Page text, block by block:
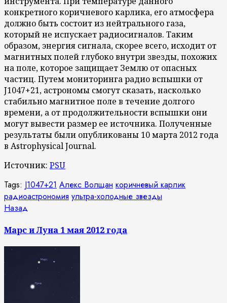
конкретного коричневого карлика, его атмосфера
должно быть состоит ​​из нейтрального газа,
который не испускает радиосигналов. Таким
образом, энергия сигнала, скорее всего, исходит от
магнитных полей глубоко внутри звезды, похожих
на поле, которое защищает Землю от опасных
частиц. Путем мониторинга радио вспышки от
J1047+21, астрономы смогут сказать, насколько
стабильно магнитное поле в течение долгого
времени, а от продолжительности вспышки они
могут вывести размер ее источника. Полученные
результаты были опубликованы 10 марта 2012 года
в Astrophysical Journal.
Источник: PSU
Tags: J1047+21 Алекс Волщан коричневый карлик
радиоастрономия ультра-холодные звезды
Продолжить
чтение
Назад
Марс и Луна 1 мая 2012 года